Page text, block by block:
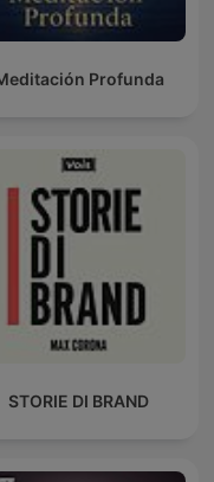
Profunda
STORIE DI BRAND